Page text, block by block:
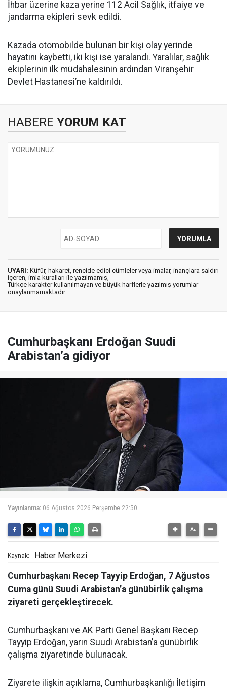
İhbar üzerine kaza yerine 112 Acil Sağlık, itfaiye ve
jandarma ekipleri sevk edildi.
Kazada otomobilde bulunan bir kişi olay yerinde
hayatını kaybetti, iki kişi ise yaralandı. Yaralılar, sağlık
ekiplerinin ilk müdahalesinin ardından Viranşehir
Devlet Hastanesi’ne kaldırıldı.
HABERE YORUM KAT
UYARI: Küfür, hakaret, rencide edici cümleler veya imalar, inançlara saldırı
içeren, imla kuralları ile yazılmamış,
Türkçe karakter kullanılmayan ve büyük harflerle yazılmış yorumlar
onaylanmamaktadır.
Cumhurbaşkanı Erdoğan Suudi
Arabistan’a gidiyor
Yayınlanma: 06 Ağustos 2026 Perşembe 22:50
Kaynak: Haber Merkezi
Cumhurbaşkanı Recep Tayyip Erdoğan, 7 Ağustos
Cuma günü Suudi Arabistan’a günübirlik çalışma
ziyareti gerçekleştirecek.
Cumhurbaşkanı ve AK Parti Genel Başkanı Recep
Tayyip Erdoğan, yarın Suudi Arabistan’a günübirlik
çalışma ziyaretinde bulunacak.
Ziyarete ilişkin açıklama, Cumhurbaşkanlığı İletişim